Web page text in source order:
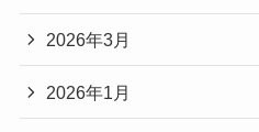
2026年3月
2026年1月